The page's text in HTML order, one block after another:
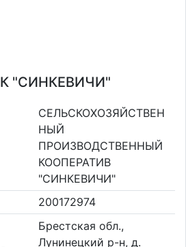
"СИНКЕВИЧИ"
СЕЛЬСКОХОЗЯЙСТВЕН
НЫЙ
ПРОИЗВОДСТВЕННЫЙ
КООПЕРАТИВ
"СИНКЕВИЧИ"
200172974
Брестская обл.,
Лунинецкий р-н, д.